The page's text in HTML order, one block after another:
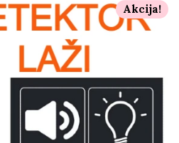
Akcija!